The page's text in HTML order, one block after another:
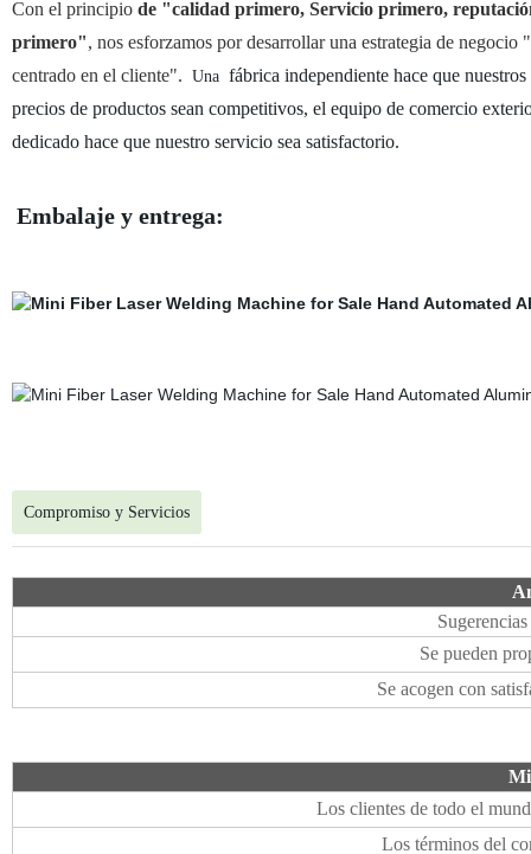
Con el principiode "calidad primero, Servicio primero,
primero", nos esforzamospor desarrollaruna estrategia de negocio
centrado en el cliente". Una fábrica independiente hace que nuestros
precios de productos sean competitivos, el equipo de comercio
dedicado hace que nuestro servicio sea satisfactorio.
Embalaje y entrega:
Compromiso y Servicios
Se pueden
Se acogen con
Los clientes de todo el
Los términos del